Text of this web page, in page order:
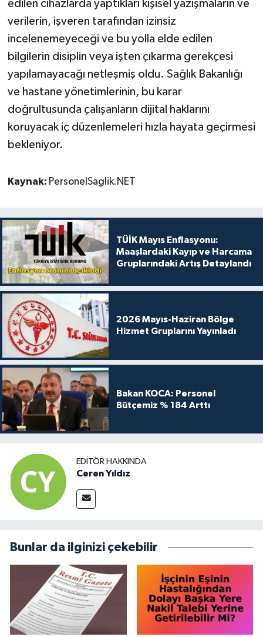
edilen cihazlarda yaptıkları kişisel yazışmaların ve
verilerin, işveren tarafından izinsiz
incelenemeyeceği ve bu yolla elde edilen
bilgilerin disiplin veya işten çıkarma gerekçesi
yapılamayacağı netleşmiş oldu. Sağlık Bakanlığı
ve hastane yönetimlerinin, bu karar
doğrultusunda çalışanların dijital haklarını
koruyacak iç düzenlemeleri hızla hayata geçirmesi
bekleniyor.
Kaynak: PersonelSaglik.NET
TÜİK Mayıs Enflasyonu:
Maaşlardaki Kayıp ve Harcama
Gruplarındaki Artış Detaylandı
2026 Mayıs-Haziran Bölge
Hizmet Gruplarını Yayınladı
Bakan KOCA: Personel
Bütçemiz % 184 Arttı
EDITÖR HAKKINDA
Ceren Yıldız
Bunlar da ilginizi çekebilir